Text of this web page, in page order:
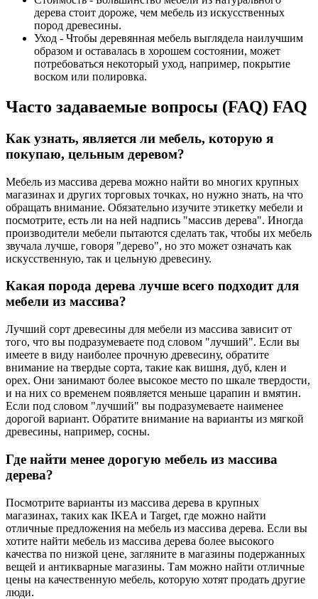
дерева стоит дороже, чем мебель из искусственных
пород древесины.
Уход - Чтобы деревянная мебель выглядела наилучшим
образом и оставалась в хорошем состоянии, может
потребоваться некоторый уход, например, покрытие
воском или полировка.
Часто задаваемые вопросы (FAQ) FAQ
Как узнать, является ли мебель, которую я
покупаю, цельным деревом?
Мебель из массива дерева можно найти во многих крупных
магазинах и других торговых точках, но нужно знать, на что
обращать внимание. Обязательно изучите этикетку мебели и
посмотрите, есть ли на ней надпись "массив дерева". Иногда
производители мебели пытаются сделать так, чтобы их мебель
звучала лучше, говоря "дерево", но это может означать как
искусственную, так и цельную древесину.
Какая порода дерева лучше всего подходит для
мебели из массива?
Лучший сорт древесины для мебели из массива зависит от
того, что вы подразумеваете под словом "лучший". Если вы
имеете в виду наиболее прочную древесину, обратите
внимание на твердые сорта, такие как вишня, дуб, клен и
орех. Они занимают более высокое место по шкале твердости,
и на них со временем появляется меньше царапин и вмятин.
Если под словом "лучший" вы подразумеваете наименее
дорогой вариант. Обратите внимание на варианты из мягкой
древесины, например, сосны.
Где найти менее дорогую мебель из массива
дерева?
Посмотрите варианты из массива дерева в крупных
магазинах, таких как IKEA и Target, где можно найти
отличные предложения на мебель из массива дерева. Если вы
хотите найти мебель из массива дерева более высокого
качества по низкой цене, загляните в магазины подержанных
вещей и антикварные магазины. Там можно найти отличные
цены на качественную мебель, которую хотят продать другие
люди.